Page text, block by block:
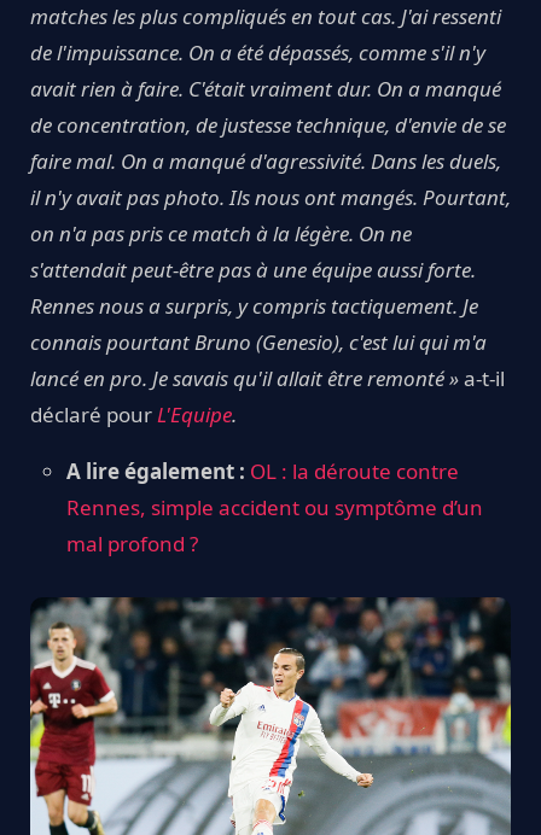
matches les plus compliqués en tout cas. J'ai ressenti
de l'impuissance. On a été dépassés, comme s'il n'y
avait rien à faire. C'était vraiment dur. On a manqué
de concentration, de justesse technique, d'envie de se
faire mal. On a manqué d'agressivité. Dans les duels,
il n'y avait pas photo. Ils nous ont mangés. Pourtant,
on n'a pas pris ce match à la légère. On ne
s'attendait peut-être pas à une équipe aussi forte.
Rennes nous a surpris, y compris tactiquement. Je
connais pourtant Bruno (Genesio), c'est lui qui m'a
lancé en pro. Je savais qu'il allait être remonté »a-t-il
déclaré pour L'Equipe.
A lire également : OL : la déroute contre
Rennes, simple accident ou symptôme d’un
mal profond ?